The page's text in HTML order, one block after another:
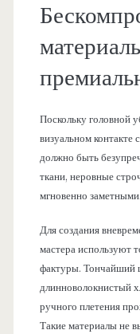
Поскольку головной
визуальном контакте
должно быть
ткани, неровные
мгновенно заметными.
Для создания
мастера используют
фактуры. Тончайший
длинноволокнистый
ручного плетения
Такие материалы не